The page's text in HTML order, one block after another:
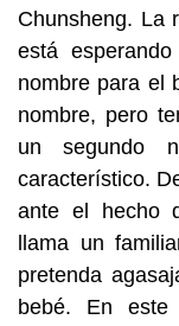
Chunsheng. La
está
nombre para el
nombre, pero
un segundo
característico.
ante el hecho
llama un
pretenda
bebé. En este